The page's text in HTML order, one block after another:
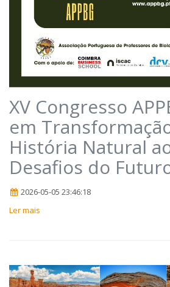
XV Congresso
em
História Natural
Desafios do
2026-05-05 23:46:18
Ler mais